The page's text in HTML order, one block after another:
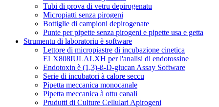
Tubi di prova di vetru depirogenatu
Micropiatti senza pirogeni
Bottiglie di campioni depirogenate
Punte per pipette senza pirogeni e pipette usa e getta
Strumentu di laboratoriu è software
Lettore di micropiastre di incubazione cinetica
ELX808IULALXH per l'analisi di endotossine
Endotoxin è (1,3)-ß-D-glucan Assay Software
Serie di incubatori à calore seccu
Pipetta meccanica monocanale
Pipetta meccanica à ottu canali
Prudutti di Culture Cellulari Apirogeni